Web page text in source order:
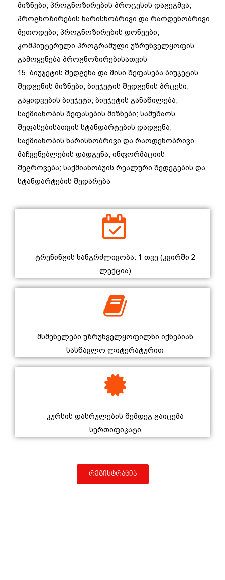
მიზნები; პროგნოზირების პროცესის დაგეგმვა;
პროგნოზირების ხარისხობრივი და რაოდენობრივი
მეთოდები; პროგნოზირების დონეები;
კომპიუტერული პროგრამული უზრუნველყოფის
გამოყენება პროგნოზირებისათვის
15. ბიუჯეტის შედგენა და მისი შეფასება ბიუჯეტის
შედგენის მიზნები; ბიუჯეტის შედგენის პრცესი;
გაყიდვების ბიუჯეტი; ბიუჯეტის განაწილება;
საქმიანობის შეფასების მიზნები; სამუშაოს
შეფასებისათვის სტანდარტების დადგენა;
საქმიანობის ხარისხობრივი და რაოდენობრივი
მაჩვენებლების დადგენა; ინფორმაციის
შეგროვება; საქმიანობუის რეალური შედეგების და
სტანდარტების შედარება
ტრენინგის ხანგრძლივობა: 1 თვე (კვირში 2
ლექცია)
მსმენელები უზრუნველყოფილნი იქნებიან
სასწავლო ლიტერატურით
კურსის დასრულების შემდეგ გაიცემა
სერთიფიკატი
რეგისტრაცია